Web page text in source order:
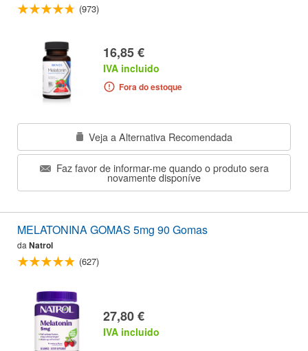
(973)
16,85 €
IVA incluido
Fora do estoque
Veja a Alternativa Recomendada
Faz favor de informar-me quando o produto sera
novamente disponíve
MELATONINA GOMAS 5mg 90 Gomas
daNatrol
(627)
27,80 €
IVA incluido